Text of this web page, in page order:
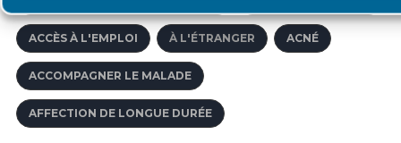
ACCÈS À L'EMPLOI À L'ÉTRANGER ACNÉ
ACCOMPAGNER LE MALADE
AFFECTION DE LONGUE DURÉE